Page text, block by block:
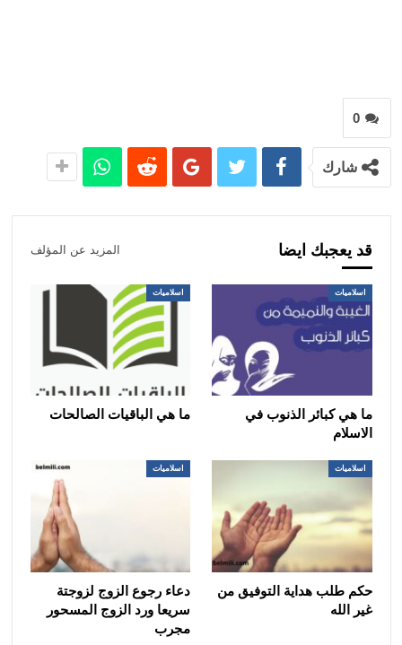
0
شارك
قد يعجبك ايضا المزيد عن المؤلف
اسلاميات
ما هي كبائر الذنوب في
الاسلام
اسلاميات
ما هي الباقيات الصالحات
اسلاميات
حكم طلب هداية التوفيق من
غير الله
اسلاميات
دعاء رجوع الزوج لزوجتة
سريعا ورد الزوج المسحور
مجرب